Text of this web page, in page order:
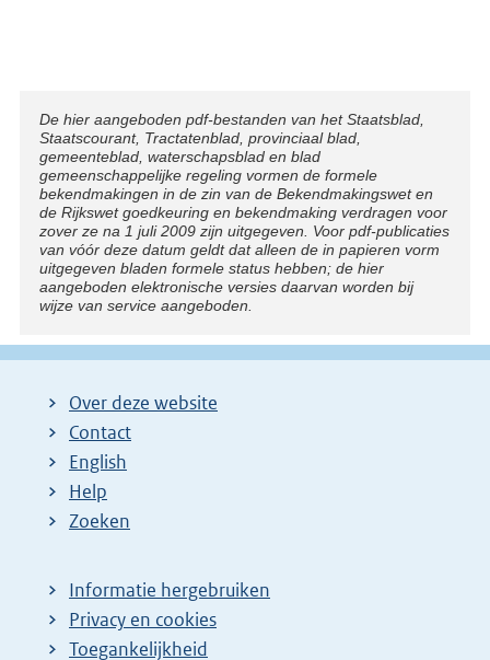
k
:
Disclaimer
De hier aangeboden pdf-bestanden van het Staatsblad,
Staatscourant, Tractatenblad, provinciaal blad,
gemeenteblad, waterschapsblad en blad
gemeenschappelijke regeling vormen de formele
bekendmakingen in de zin van de Bekendmakingswet en
de Rijkswet goedkeuring en bekendmaking verdragen voor
zover ze na 1 juli 2009 zijn uitgegeven. Voor pdf-publicaties
van vóór deze datum geldt dat alleen de in papieren vorm
uitgegeven bladen formele status hebben; de hier
aangeboden elektronische versies daarvan worden bij
wijze van service aangeboden.
Over deze website
Contact
English
Help
Zoeken
Informatie hergebruiken
Privacy en cookies
Toegankelijkheid